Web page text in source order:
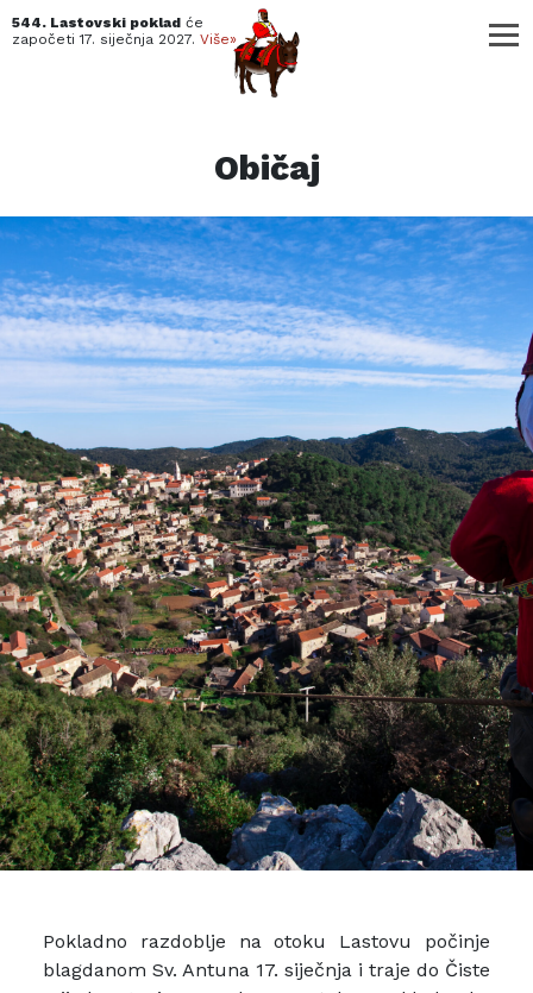
544. Lastovski poklad će
započeti17. siječnja 2027. Više»
Običaj
Pokladno razdoblje na otoku Lastovu počinje
blagdanom Sv. Antuna 17. siječnja i traje do Čiste